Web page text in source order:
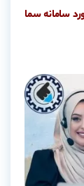
سامانه سما